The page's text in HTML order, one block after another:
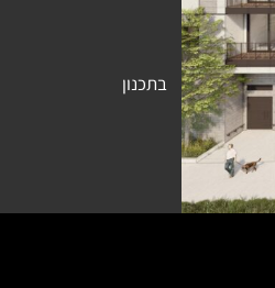
בתכנון